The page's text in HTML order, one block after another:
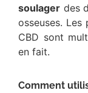
soulager des
osseuses.
CBD sont
en fait.
Comment